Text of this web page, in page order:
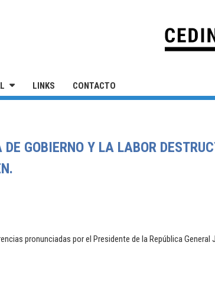
LINKS CONTACTO
GOBIERNO Y LA LABOR
pronunciadas por el Presidente de la República General